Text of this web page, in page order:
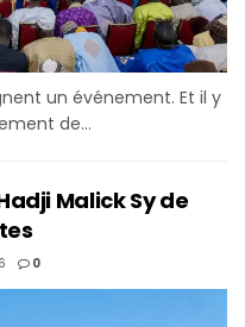
un événement. Et il y
de...
Malick Sy de
0